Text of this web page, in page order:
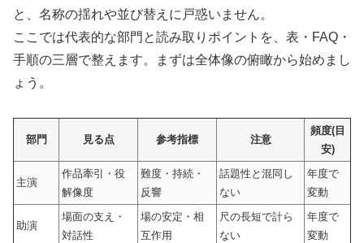
と、名称の揺れや並び替えに戸惑いません。
ここでは代表的な部門と読み取りポイントを、表・FAQ・
手順の三層で整えます。まずは全体像の俯瞰から始めまし
ょう。
部門 見る点 参考指標 注意
頻度(目
安)
主演
作品牽引・役
解像度
難度・持続・
反響
話題性と混同し
ない
年度で
変動
助演
場面の支え・
対話性
場の安定・相
互作用
尺の長短で計ら
ない
年度で
変動